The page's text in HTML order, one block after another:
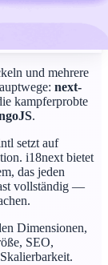
und mehrere
next-
kampferprobte
.
setzt auf
i18next bietet
das jeden
vollständig —
Dimensionen,
SEO,